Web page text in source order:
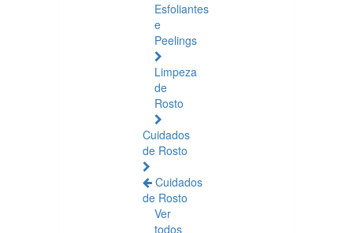
Esfoliantes
e
Peelings
Limpeza
de
Rosto
Cuidados
de Rosto
Cuidados
de Rosto
Ver
todos